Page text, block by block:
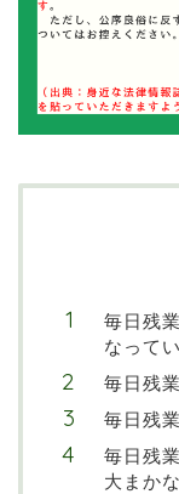
毎日残
なって
毎日残
毎日残
毎日残
大まか